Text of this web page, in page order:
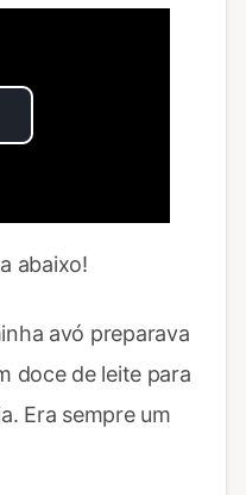
abaixo!
avó preparava
doce de leite para
Era sempre um